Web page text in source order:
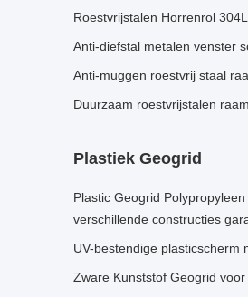
Roestvrijstalen Horrenrol
Anti-diefstal metalen venster
Anti-muggen roestvrij staal
Duurzaam roestvrijstalen
Plastiek Geogrid
Plastic Geogrid
verschillende constructies
UV-bestendige plasticscherm
Zware Kunststof Geogrid